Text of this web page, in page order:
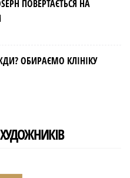
ПОВЕРТАЄТЬСЯ НА
ОБИРАЄМО КЛІНІКУ